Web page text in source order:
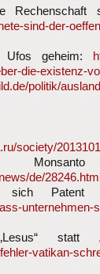
Rechenschaft
sind-der-
Ufos geheim:
die-existenz-
politik/
society/
de/
Patent
unternehmen-
statt
vatikan-